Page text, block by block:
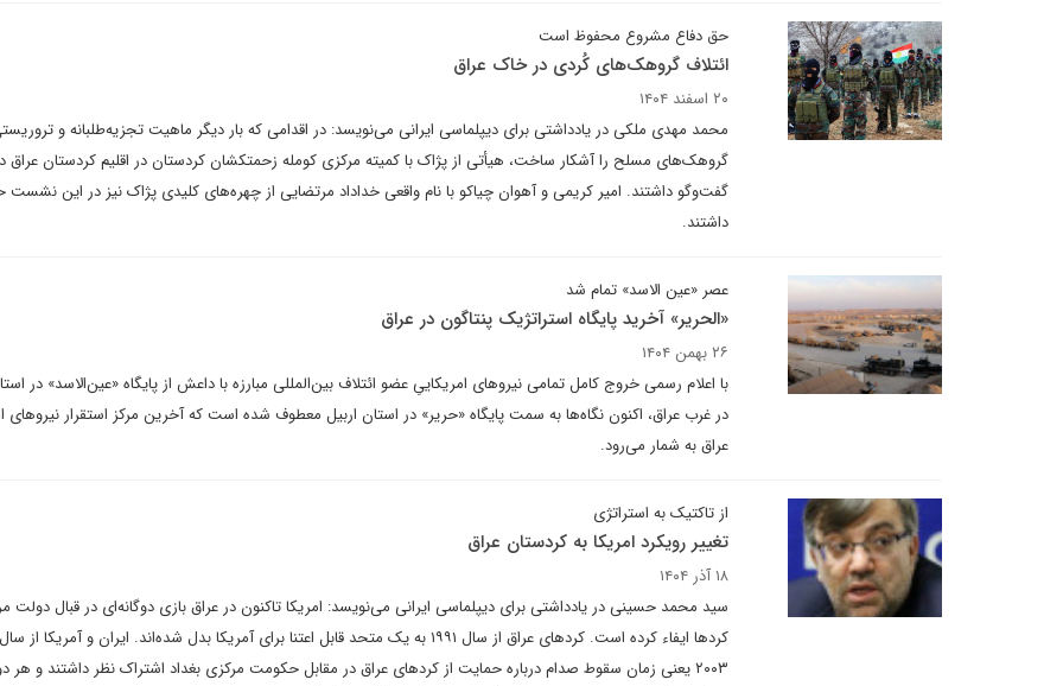
حق دفاع مشروع محفوظ است
ائتلاف گروهک‌های کُردی در خاک عراق
۲۰ اسفند ۱۴۰۴
محمد مهدی ملکی در یادداشتی برای دیپلماسی ایرانی می‌نویسد: در اقدامی که بار دیگر ماهیت تجزیه‌طلبانه و
گروهک‌های مسلح را آشکار ساخت، هیأتی از پژاک با کمیته مرکزی کومله زحمتکشان کردستان در اقلیم کردستان عراق
گفت‌وگو داشتند. امیر کریمی و آهوان چیاکو با نام واقعی خداداد مرتضایی از چهره‌های کلیدی پژاک نیز در این
داشتند.
عصر «عین الاسد» تمام شد
«الحریر» آخرید پایگاه استراتژیک پنتاگون در عراق
۲۶ بهمن ۱۴۰۴
با اعلام رسمی خروج کامل تمامی نیروهای امریکاییِ عضو ائتلاف بین‌المللی مبارزه با داعش از پایگاه «عین‌الاسد» در استان
در غرب عراق، اکنون نگاه‌ها به سمت پایگاه «حریر» در استان اربیل معطوف شده است که آخرین مرکز استقرار نیروهای
عراق به شمار‌ می‌رود.
از تاکتیک به استراتژی
تغییر رویکرد امریکا به کردستان عراق
۱۸ آذر ۱۴۰۴
سید محمد حسینی در یادداشتی برای دیپلماسی ایرانی می‌نویسد: امریکا تاکنون در عراق بازی دوگانه‌ای در قبال دولت
۲۰۰۳ یعنی زمان سقوط صدام درباره حمایت از کردهای عراق در مقابل حکومت مرکزی بغداد اشتراک نظر داشتند و هر